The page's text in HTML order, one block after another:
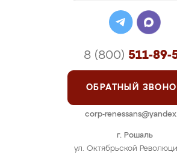
г. Рошаль
ул. Октябрьской
8 (800) 511-89-
ОБРАТНЫЙ
corp-